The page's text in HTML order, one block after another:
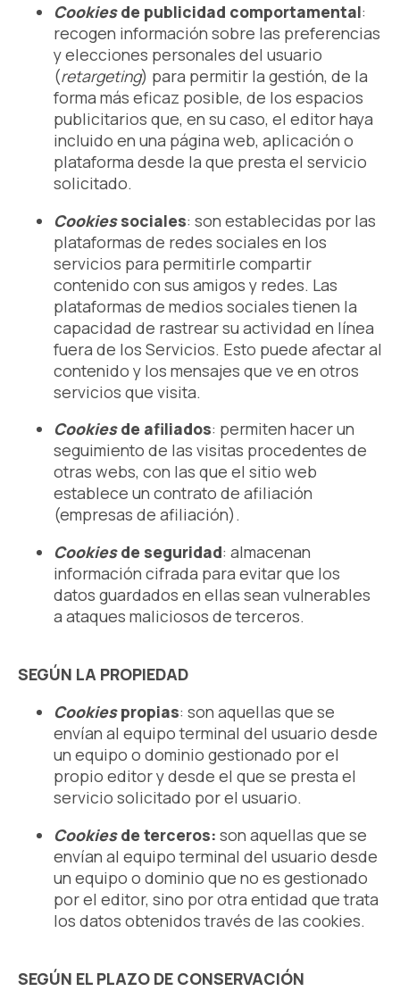
Cookiesde publicidad comportamental:
recogen información sobre las preferencias
y elecciones personales del usuario
(retargeting) para permitir la gestión, de la
forma más eficaz posible, de los espacios
publicitarios que, en su caso, el editor haya
incluido en una página web, aplicación o
plataforma desde la que presta el servicio
solicitado.
Cookiessociales: son establecidas por las
plataformas de redes sociales en los
servicios para permitirle compartir
contenido con sus amigos y redes. Las
plataformas de medios sociales tienen la
capacidad de rastrear su actividad en línea
fuera de los Servicios. Esto puede afectar al
contenido y los mensajes que ve en otros
servicios que visita.
Cookiesde afiliados: permiten hacer un
seguimiento de las visitas procedentes de
otras webs, con las que el sitio web
establece un contrato de afiliación
(empresas de afiliación).
Cookiesde seguridad: almacenan
información cifrada para evitar que los
datos guardados en ellas sean vulnerables
a ataques maliciosos de terceros.
SEGÚN LA PROPIEDAD
Cookiespropias: son aquellas que se
envían al equipo terminal del usuario desde
un equipo o dominio gestionado por el
propio editor y desde el que se presta el
servicio solicitado por el usuario.
Cookies de terceros: son aquellas que se
envían al equipo terminal del usuario desde
un equipo o dominio que no es gestionado
por el editor, sino por otra entidad que trata
los datos obtenidos través de las cookies.
SEGÚN EL PLAZO DE CONSERVACIÓN